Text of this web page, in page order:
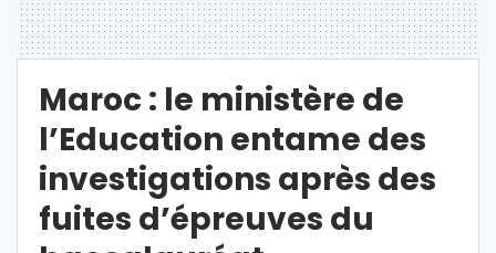
Maroc : le ministère de
l’Education entame des
investigations après des
fuites d’épreuves du